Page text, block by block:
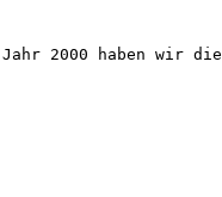
2000 haben wir